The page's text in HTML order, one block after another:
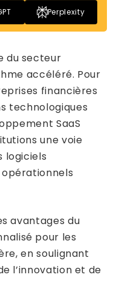
Perplexity
du secteur
accéléré. Pour
financières
technologiques
SaaS
une voie
logiciels
avantages du
pour les
en soulignant
l’innovation et de